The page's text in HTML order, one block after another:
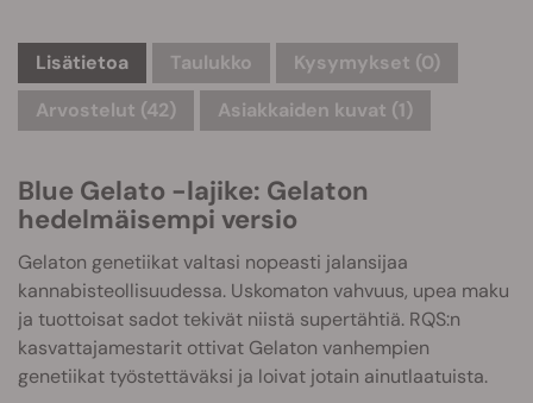
Lisätietoa Taulukko Kysymykset (0)
Arvostelut (42)
Asiakkaiden kuvat (1)
Blue Gelato -lajike: Gelaton
hedelmäisempi versio
Gelaton genetiikat valtasi nopeasti jalansijaa
kannabisteollisuudessa. Uskomaton vahvuus, upea maku
ja tuottoisat sadot tekivät niistä supertähtiä. RQS:n
kasvattajamestarit ottivat Gelaton vanhempien
genetiikat työstettäväksi ja loivat jotain ainutlaatuista.